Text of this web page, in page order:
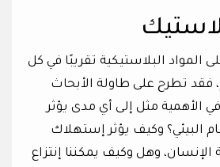
المواد البلاستيكية تقريبًا في كل
فقد تطرح على طاولة الأبحاث
الأهمية مثل إلى أي مدى يؤثر
البيئي؟ وكيف يؤثر إستهلاك
وهل وكيف يمكننا إنتزاع